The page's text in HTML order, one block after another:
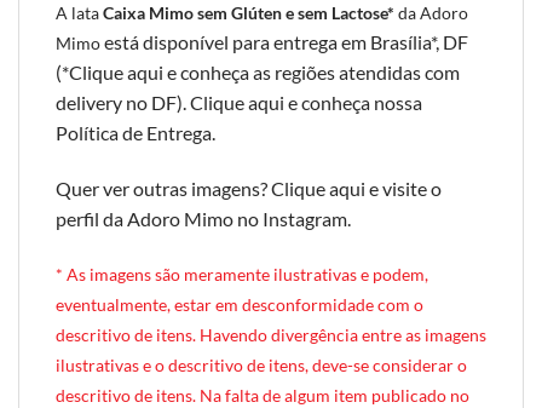
A lataCaixa Mimo sem Glúten e sem Lactose* da Adoro
Mimoestá disponível para entrega em Brasília*, DF
(*Clique aqui e conheça as regiões atendidas com
delivery no DF). Clique aqui e conheça nossa
Política de Entrega
Quer ver outras imagens?Clique aqui e visite o
perfil da Adoro Mimo no Instagram
* As imagens são meramente ilustrativas e podem,
eventualmente, estar em desconformidade com o
descritivo de itens. Havendo divergência entre as imagens
ilustrativas e o descritivo de itens, deve-se considerar o
descritivo de itens. Na falta de algum item publicado no